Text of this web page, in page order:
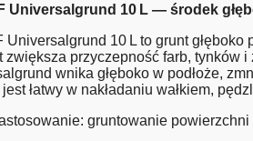
Universalgrund 10 L — środek
Universalgrund 10 L to grunt
zwiększa przyczepność farb, tynków
wnika głęboko w podłoże,
łatwy w nakładaniu wałkiem,
gruntowanie